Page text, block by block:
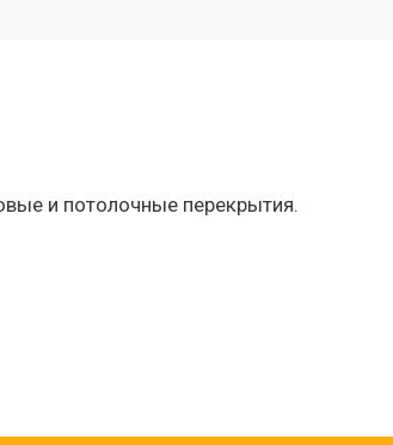
и потолочные перекрытия.